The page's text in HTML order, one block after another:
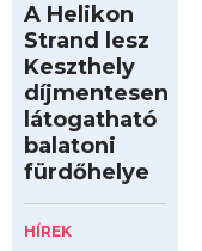
A Helikon
Strand lesz
Keszthely
díjmentesen
látogatható
balatoni
fürdőhelye
HÍREK